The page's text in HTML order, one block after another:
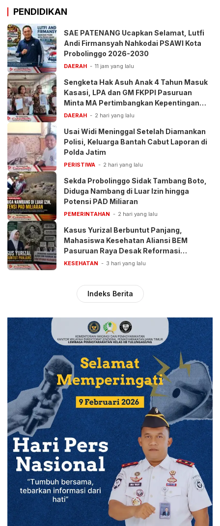
PENDIDIKAN
SAE PATENANG Ucapkan Selamat, Lutfi
Andi Firmansyah Nahkodai PSAWI Kota
Probolinggo 2026-2030
DAERAH 11 jam yang lalu
Sengketa Hak Asuh Anak 4 Tahun Masuk
Kasasi, LPA dan GM FKPPI Pasuruan
Minta MA Pertimbangkan Kepentingan
Anak
DAERAH 2 hari yang lalu
Usai Widi Meninggal Setelah Diamankan
Polisi, Keluarga Bantah Cabut Laporan di
Polda Jatim
PERISTIWA 2 hari yang lalu
Sekda Probolinggo Sidak Tambang Boto,
Diduga Nambang di Luar Izin hingga
Potensi PAD Miliaran
PEMERINTAHAN 2 hari yang lalu
Kasus Yurizal Berbuntut Panjang,
Mahasiswa Kesehatan Aliansi BEM
Pasuruan Raya Desak Reformasi
Pelayanan BPJS
KESEHATAN 3 hari yang lalu
Indeks Berita